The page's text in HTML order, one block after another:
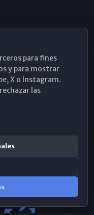
para fines
y para mostrar
X o Instagram.
las